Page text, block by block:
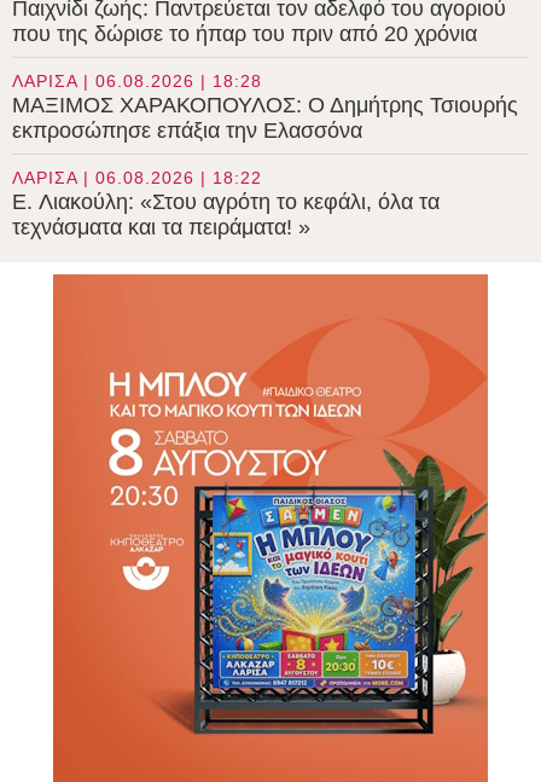
Παιχνίδι ζωής: Παντρεύεται τον αδελφό του αγοριού
που της δώρισε το ήπαρ του πριν από 20 χρόνια
ΛΑΡΙΣΑ | 06.08.2026 | 18:28
ΜΑΞΙΜΟΣ ΧΑΡΑΚΟΠΟΥΛΟΣ: Ο Δημήτρης Τσιουρής
εκπροσώπησε επάξια την Ελασσόνα
ΛΑΡΙΣΑ | 06.08.2026 | 18:22
E. Λιακούλη: «Στου αγρότη το κεφάλι, όλα τα
τεχνάσματα και τα πειράματα! »